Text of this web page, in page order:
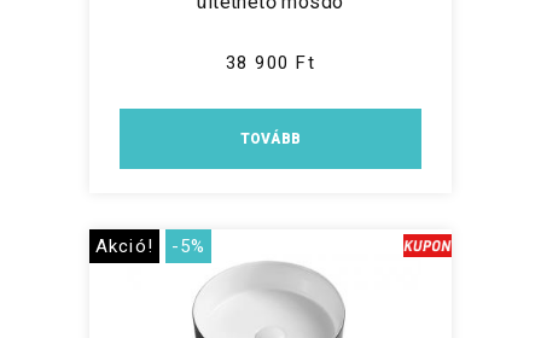
38 900 Ft
TOVÁBB
Akció! -5%